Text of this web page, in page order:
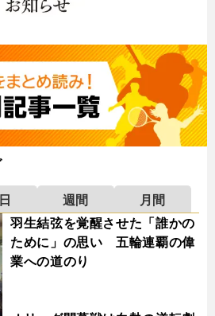
週間
月間
羽生結弦を覚醒させた「誰かの
ために」の思い 五輪連覇の偉
業への道のり